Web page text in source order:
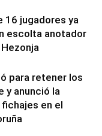
16 jugadores ya
escolta anotador
para retener los
y anunció la
en el